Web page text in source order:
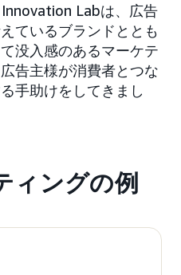
Labは、広告
ているブランドととも
没入感のあるマーケテ
告主様が消費者とつな
手助けをしてきまし
ィングの例